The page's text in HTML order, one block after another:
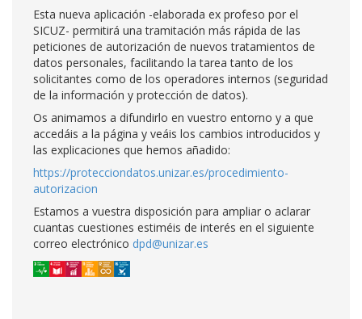
Esta nueva aplicación -elaborada ex profeso por el
SICUZ- permitirá una tramitación más rápida de las
peticiones de autorización de nuevos tratamientos de
datos personales, facilitando la tarea tanto de los
solicitantes como de los operadores internos (seguridad
de la información y protección de datos).
Os animamos a difundirlo en vuestro entorno y a que
accedáis a la página y veáis los cambios introducidos y
las explicaciones que hemos añadido:
https://protecciondatos.unizar.es/procedimiento-
autorizacion
Estamos a vuestra disposición para ampliar o aclarar
cuantas cuestiones estiméis de interés en el siguiente
correo electrónico dpd@unizar.es